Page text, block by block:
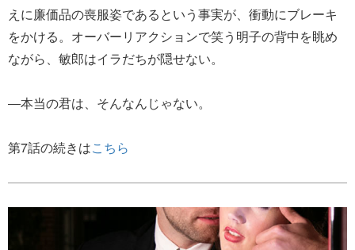
えに廉価品の喪服姿であるという事実が、衝動にブレーキ
をかける。オーバーリアクションで笑う明子の背中を眺め
ながら、敏郎はイラだちが隠せない。
―本当の君は、そんなんじゃない。
第7話の続きはこちら